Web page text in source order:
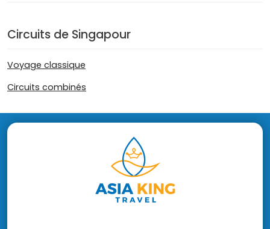
Circuits de Singapour
Voyage classique
Circuits combinés